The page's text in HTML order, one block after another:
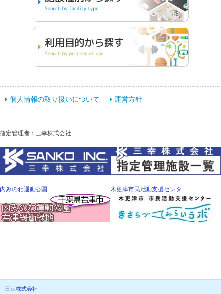
個人情報の取り扱いについて 運営方針
指定管理者：三幸株式会社